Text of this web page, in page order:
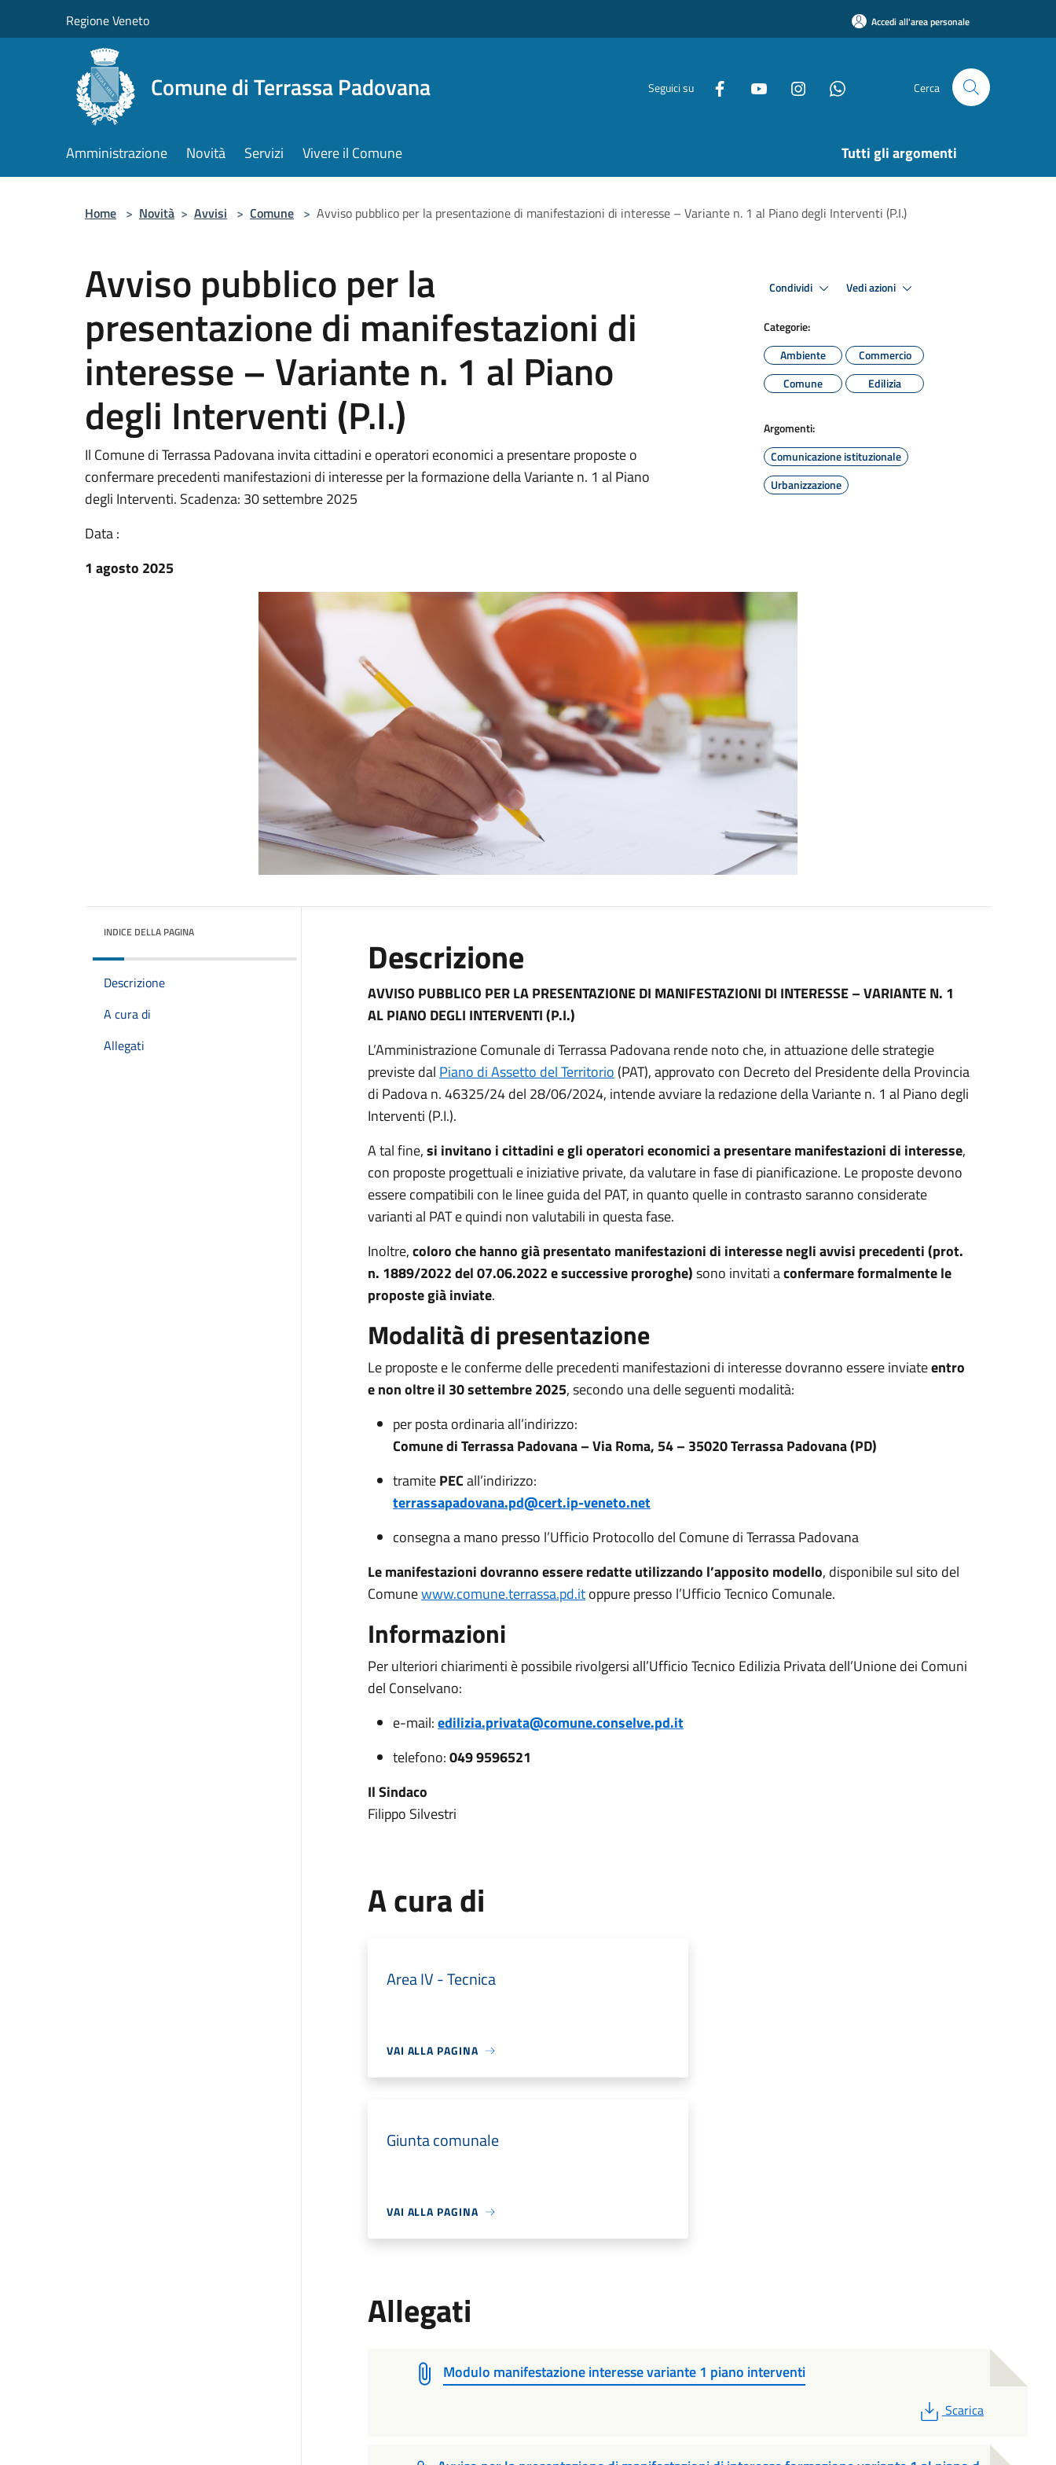
Regione Veneto Accedi all'area personale
Comune di Terrassa Padovana Seguici su Cerca
Amministrazione Novità Servizi Vivere il Comune Tutti gli argomenti
Home > Novità > Avvisi > Comune > Avviso pubblico per la presentazione di manifestazioni di interesse – Variante n. 1 al Piano degli Interventi (P.I.)
Avviso pubblico per la
presentazione di manifestazioni di
interesse – Variante n. 1 al Piano
degli Interventi (P.I.)
Il Comune di Terrassa Padovana invita cittadini e operatori economici a presentare proposte o
confermare precedenti manifestazioni di interesse per la formazione della Variante n. 1 al Piano
degli Interventi. Scadenza: 30 settembre 2025
Data :
1 agosto 2025
Condividi Vedi azioni
Categorie:
Ambiente
Commercio
Comune
Edilizia
Argomenti:
Comunicazione istituzionale
Urbanizzazione
INDICE DELLA PAGINA
Descrizione
A cura di
Allegati
Descrizione
AVVISO PUBBLICO PER LA PRESENTAZIONE DI MANIFESTAZIONI DI INTERESSE – VARIANTE N. 1
AL PIANO DEGLI INTERVENTI (P.I.)
L’Amministrazione Comunale di Terrassa Padovana rende noto che, in attuazione delle strategie
previste dal Piano di Assetto del Territorio (PAT), approvato con Decreto del Presidente della Provincia
di Padova n. 46325/24 del 28/06/2024, intende avviare la redazione della Variante n. 1 al Piano degli
Interventi (P.I.).
A tal fine,si invitano i cittadini e gli operatori economici a presentare manifestazioni di interesse,
con proposte progettuali e iniziative private, da valutare in fase di pianificazione. Le proposte devono
essere compatibili con le linee guida del PAT, in quanto quelle in contrasto saranno considerate
varianti al PAT e quindi non valutabili in questa fase.
Inoltre,coloro che hanno già presentato manifestazioni di interesse negli avvisi precedenti (prot.
n. 1889/2022 del 07.06.2022 e successive proroghe)sono invitati aconfermare formalmente le
proposte già inviate.
Modalità di presentazione
Le proposte e le conferme delle precedenti manifestazioni di interesse dovranno essere inviateentro
e non oltre il 30 settembre 2025, secondo una delle seguenti modalità:
per posta ordinaria all’indirizzo:
Comune di Terrassa Padovana – Via Roma, 54 – 35020 Terrassa Padovana (PD)
tramitePECall’indirizzo:
terrassapadovana.pd@cert.ip-veneto.net
consegna a mano presso l’Ufficio Protocollo del Comune di Terrassa Padovana
Le manifestazioni dovranno essere redatte utilizzando l’apposito modello, disponibile sul sito del
Comunewww.comune.terrassa.pd.itoppure presso l’Ufficio Tecnico Comunale.
Informazioni
Per ulteriori chiarimenti è possibile rivolgersi all’Ufficio Tecnico Edilizia Privata dell’Unione dei Comuni
del Conselvano:
e-mail:edilizia.privata@comune.conselve.pd.it
telefono:049 9596521
Il Sindaco
Filippo Silvestri
A cura di
Area IV - Tecnica
VAI ALLA PAGINA
Giunta comunale
VAI ALLA PAGINA
Allegati
Modulo manifestazione interesse variante 1 piano interventi
PDF
Scarica